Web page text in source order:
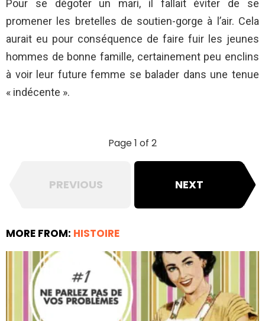
Pour se dégoter un mari, il fallait éviter de se
promener les bretelles de soutien-gorge à l’air. Cela
aurait eu pour conséquence de faire fuir les jeunes
hommes de bonne famille, certainement peu enclins
à voir leur future femme se balader dans une tenue
« indécente ».
Page 1 of 2
PREVIOUS NEXT
MORE FROM: HISTOIRE